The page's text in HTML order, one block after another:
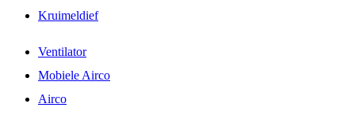
Kruimeldief
Ventilator
Mobiele Airco
Airco